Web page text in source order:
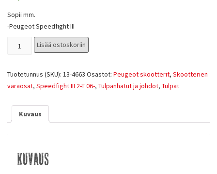
Sopii mm.
-Peugeot Speedfight III
Lisää ostoskoriin
Tuotetunnus (SKU): 13-4663 Osastot: Peugeot skootterit, Skootterien
varaosat, Speedfight III 2-T 06-, Tulpanhatut ja johdot, Tulpat
Kuvaus
Kuvaus